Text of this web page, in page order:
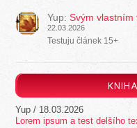
Yup: Svým vlastním
22.03.2026
Testuju článek 15+
Testovací/ 18.03.2026
testujeme